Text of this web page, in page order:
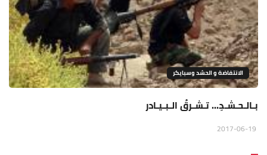
الانتفاضة و الحشد وسبايكر
بـالـحـشـدِ... تـشـرقُ الـبـيـادر